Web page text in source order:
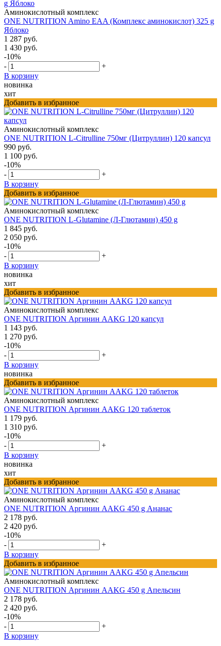
Аминокислотный комплекс
ONE NUTRITION Amino EAA (Комплекс аминокислот) 325 g
Яблоко
1 287 руб.
1 430 руб.
-10%
-
+
В корзину
новинка
хит
Добавить в избранное
Аминокислотный комплекс
ONE NUTRITION L-Citrulline 750мг (Цитруллин) 120 капсул
990 руб.
1 100 руб.
-10%
-
+
В корзину
Добавить в избранное
Аминокислотный комплекс
ONE NUTRITION L-Glutamine (Л-Глютамин) 450 g
1 845 руб.
2 050 руб.
-10%
-
+
В корзину
новинка
хит
Добавить в избранное
Аминокислотный комплекс
ONE NUTRITION Аргинин AAKG 120 капсул
1 143 руб.
1 270 руб.
-10%
-
+
В корзину
новинка
Добавить в избранное
Аминокислотный комплекс
ONE NUTRITION Аргинин AAKG 120 таблеток
1 179 руб.
1 310 руб.
-10%
-
+
В корзину
новинка
хит
Добавить в избранное
Аминокислотный комплекс
ONE NUTRITION Аргинин AAKG 450 g Ананас
2 178 руб.
2 420 руб.
-10%
-
+
В корзину
Добавить в избранное
Аминокислотный комплекс
ONE NUTRITION Аргинин AAKG 450 g Апельсин
2 178 руб.
2 420 руб.
-10%
-
+
В корзину